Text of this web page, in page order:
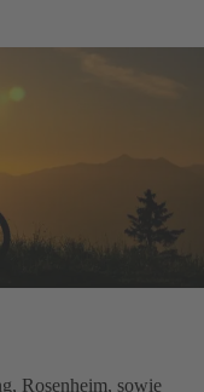
Rosenheim, sowie